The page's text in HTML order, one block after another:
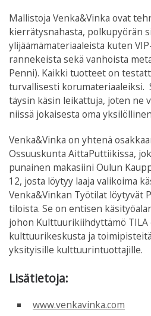
Mallistoja Venka&Vinka ovat
kierrätysnahasta, polkupyörän
ylijäämämateriaaleista kuten
rannekeista sekä vanhoista
Penni). Kaikki tuotteet on
turvallisesti korumateriaaleiksi.
täysin käsin leikattuja, joten ne
niissä jokaisesta oma
Venka&Vinka on yhtenä
Ossuuskunta AittaPuttiikissa,
punainen makasiini Oulun
12, josta löytyy laaja valikoima
Venka&Vinkan Työtilat löytyvät
tiloista. Se on entisen
johon Kulttuurikiihdyttämö TILA
kulttuurikeskusta ja
yksityisille kulttuurintuottajille.
Lisätietoja:
www.venkavinka.com